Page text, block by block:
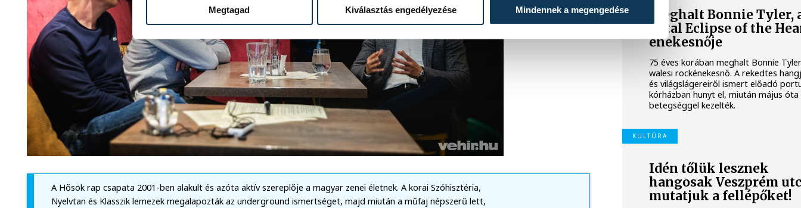
Megtagad Kiválasztás engedélyezése Mindennek a megengedése
A Hősök rap csapata 2001-ben alakult és azóta aktív szereplője a magyar zenei életnek. A korai Szóhisztéria,
Nyelvtan és Klasszik lemezek megalapozták az underground ismertséget, majd miután a műfaj népszerű lett,
Meghalt Bonnie Tyler,
Total Eclipse of the
énekesnője
75 éves korában meghalt Bonnie
walesi rockénekesnő. A rekedtes
és világslágereiről ismert előadó
kórházban hunyt el, miután május óta
betegséggel kezelték.
KULTÚRA
Idén tőlük lesznek
hangosak Veszprém
mutatjuk a fellépőket!